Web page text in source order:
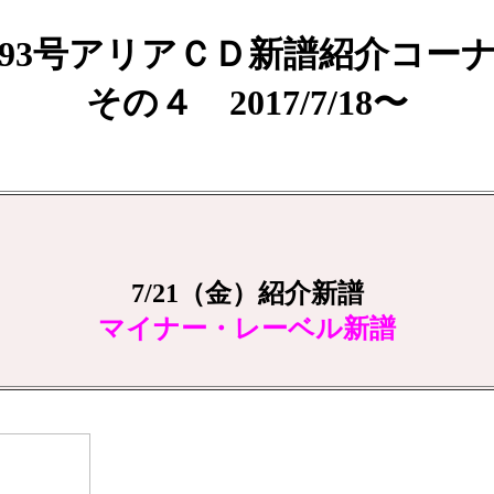
号アリアＣＤ新譜紹介コー
その４ 2017/7/18〜
7/21（金）紹介新譜
マイナー・レーベル新譜